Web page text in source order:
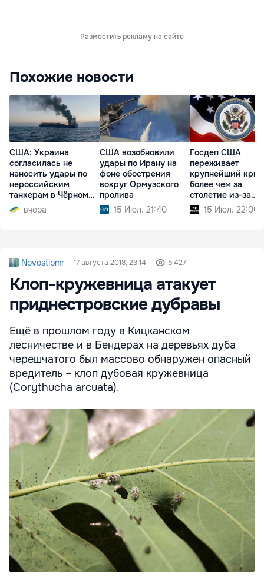
Разместить рекламу на сайте
Похожие новости
США: Украина
согласилась не
наносить удары по
нероссийским
танкерам в Чёрном
моревчера
США возобновили
удары по Ирану на
фоне обострения
вокруг Ормузского
пролива
15 Июл. 21:40
Госдеп США
переживает
крупнейший
более чем за
столетие из-за
реформ Трампа
15 Июл. 22:00
Novostipmr 17 августа 2018, 23:14 5 427
Клоп-кружевница атакует
приднестровские дубравы
Ещё в прошлом году в Кицканском
лесничестве и в Бендерах на деревьях дуба
черешчатого был массово обнаружен опасный
вредитель – клоп дубовая кружевница
(Corythucha arcuata).